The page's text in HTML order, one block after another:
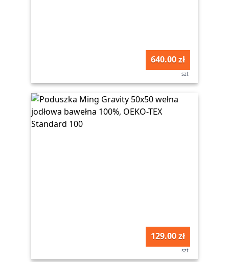
640.00 zł
szt
129.00 zł
szt